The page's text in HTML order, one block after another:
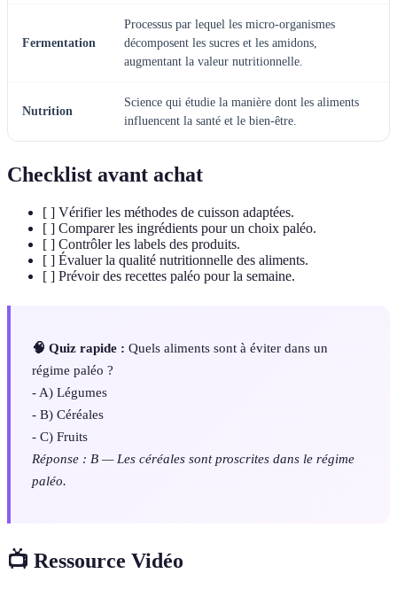
Fermentation
Processus par lequel les micro-organismes
décomposent les sucres et les amidons,
augmentant la valeur nutritionnelle.
Nutrition
Science qui étudie la manière dont les aliments
influencent la santé et le bien-être.
Checklist avant achat
[ ] Vérifier les méthodes de cuisson adaptées.
[ ] Comparer les ingrédients pour un choix paléo.
[ ] Contrôler les labels des produits.
[ ] Évaluer la qualité nutritionnelle des aliments.
[ ] Prévoir des recettes paléo pour la semaine.
🧠 Quiz rapide : Quels aliments sont à éviter dans un
régime paléo ?
- A) Légumes
- B) Céréales
- C) Fruits
Réponse : B — Les céréales sont proscrites dans le régime
paléo.
📺 Ressource Vidéo